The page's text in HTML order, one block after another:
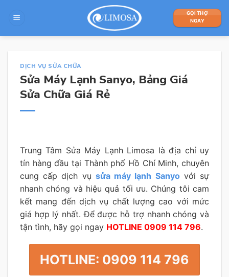
GỌI THỢ
NGAY
DỊCH VỤ SỬA CHỮA
Sửa Máy Lạnh Sanyo, Bảng Giá
Sửa Chữa Giá Rẻ
Trung Tâm Sửa Máy Lạnh Limosa là địa chỉ uy
tín hàng đầu tại Thành phố Hồ Chí Minh, chuyên
cung cấp dịch vụ sửa máy lạnh Sanyovới sự
nhanh chóng và hiệu quả tối ưu. Chúng tôi cam
kết mang đến dịch vụ chất lượng cao với mức
giá hợp lý nhất. Để được hỗ trợ nhanh chóng và
tận tình, hãy gọi ngay HOTLINE 0909 114 796.
HOTLINE: 0909 114 796